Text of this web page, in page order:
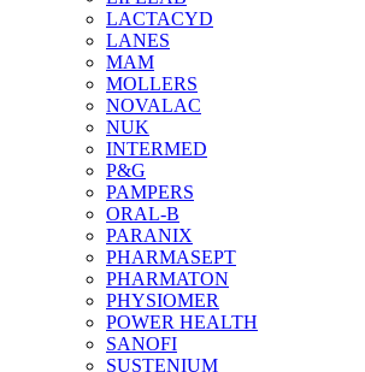
LACTACYD
LANES
MAM
MOLLERS
NOVALAC
NUK
INTERMED
P&G
PAMPERS
ORAL-B
PARANIX
PHARMASEPT
PHARMATON
PHYSIOMER
POWER HEALTH
SANOFI
SUSTENIUM